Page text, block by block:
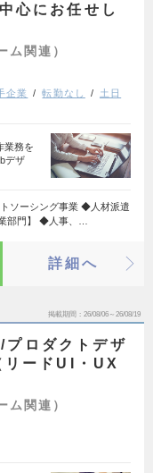
心にお任せし
ム関連）
企業 転勤なし
土日
業務を
デザ
ソーシング事業 ◆人材派遣
部門】 ◆人事、…
詳細へ
掲載期間 26/08/06～26/08/19
プロダクトデザ
リードUI・UX
ム関連）